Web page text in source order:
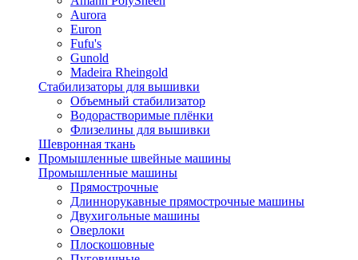
Aurora
Euron
Fufu's
Gunold
Madeira Rheingold
Стабилизаторы для вышивки
Объемный стабилизатор
Водорастворимые плёнки
Флизелины для вышивки
Шевронная ткань
Промышленные швейные машины
Промышленные машины
Прямострочные
Длиннорукавные прямострочные машины
Двухигольные машины
Оверлоки
Плоскошовные